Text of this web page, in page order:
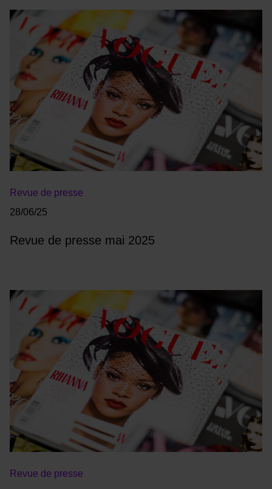
Revue de presse
28/06/25
Revue de presse mai 2025
Revue de presse